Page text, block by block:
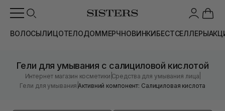
ВОЛОСЫЛИЦОТЕЛОДОММЕРЧНОВИНКИБЕСТСЕЛЛЕРЫ
Гели для умывания с салициловой кислотой
Интернет магазин косметики |Средства для умывания лица
Гели для умывания |Активний компонент: Салициловая кислота